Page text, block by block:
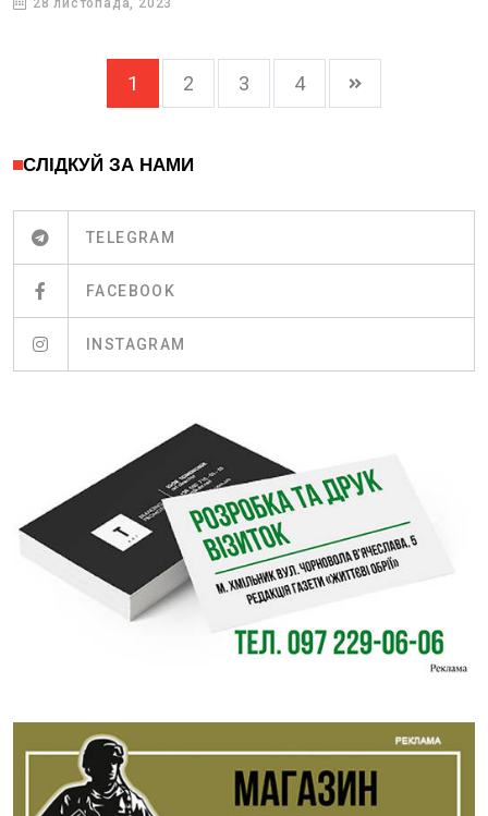
28 листопада, 2023
1 2 3 4
СЛІДКУЙ ЗА НАМИ
TELEGRAM
FACEBOOK
INSTAGRAM